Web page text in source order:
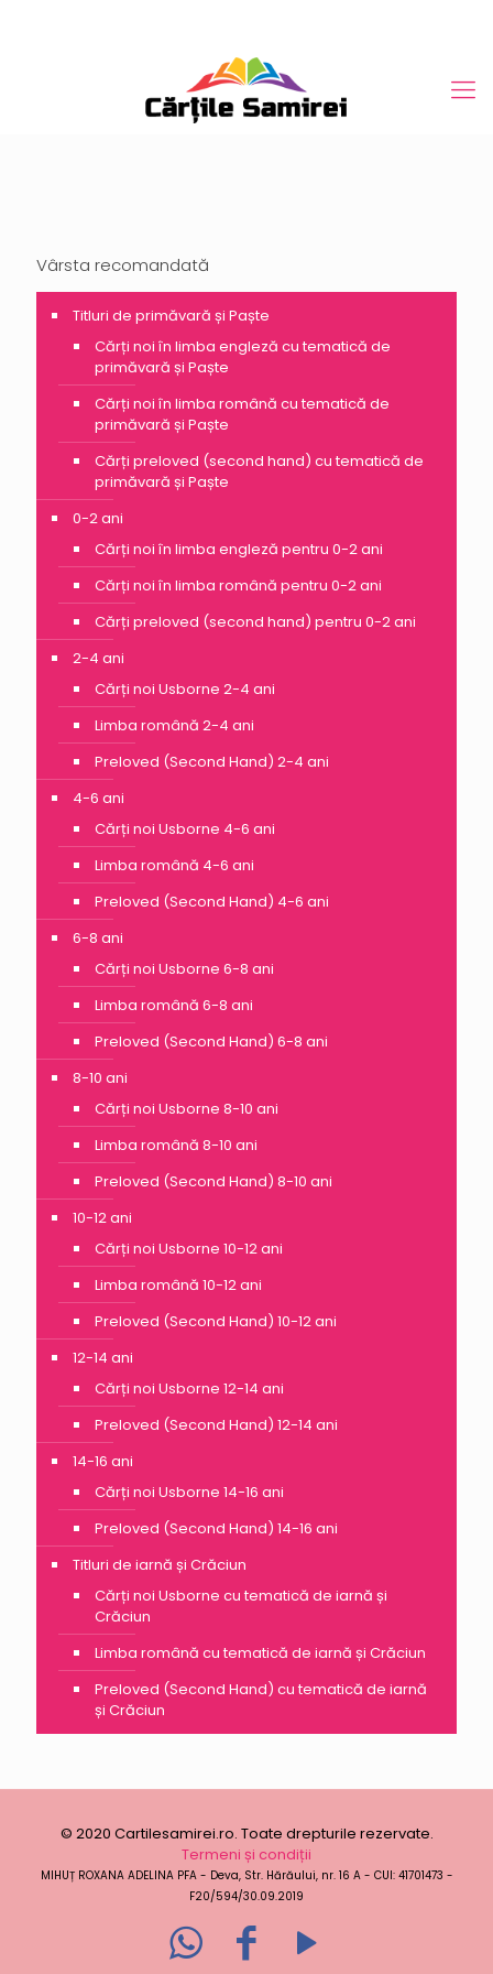
Vârsta recomandată
Titluri de primăvară și Paște
Cărți noi în limba engleză cu tematică de
primăvară și Paște
Cărți noi în limba română cu tematică de
primăvară și Paște
Cărți preloved (second hand) cu tematică de
primăvară și Paște
0-2 ani
Cărți noi în limba engleză pentru 0-2 ani
Cărți noi în limba română pentru 0-2 ani
Cărți preloved (second hand) pentru 0-2 ani
2-4 ani
Cărți noi Usborne 2-4 ani
Limba română 2-4 ani
Preloved (Second Hand) 2-4 ani
4-6 ani
Cărți noi Usborne 4-6 ani
Limba română 4-6 ani
Preloved (Second Hand) 4-6 ani
6-8 ani
Cărți noi Usborne 6-8 ani
Limba română 6-8 ani
Preloved (Second Hand) 6-8 ani
8-10 ani
Cărți noi Usborne 8-10 ani
Limba română 8-10 ani
Preloved (Second Hand) 8-10 ani
10-12 ani
Cărți noi Usborne 10-12 ani
Limba română 10-12 ani
Preloved (Second Hand) 10-12 ani
12-14 ani
Cărți noi Usborne 12-14 ani
Preloved (Second Hand) 12-14 ani
14-16 ani
Cărți noi Usborne 14-16 ani
Preloved (Second Hand) 14-16 ani
Titluri de iarnă și Crăciun
Cărți noi Usborne cu tematică de iarnă și
Crăciun
Limba română cu tematică de iarnă și Crăciun
Preloved (Second Hand) cu tematică de iarnă
și Crăciun
© 2020 Cartilesamirei.ro. Toate drepturile rezervate.
Termeni și condiții
MIHUȚ ROXANA ADELINA PFA - Deva, Str. Hărăului, nr. 16 A - CUI: 41701473 -
F20/594/30.09.2019